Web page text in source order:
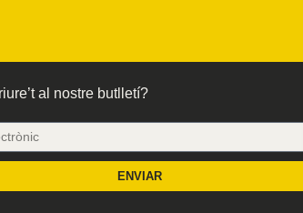
al nostre butlletí?
ENVIAR